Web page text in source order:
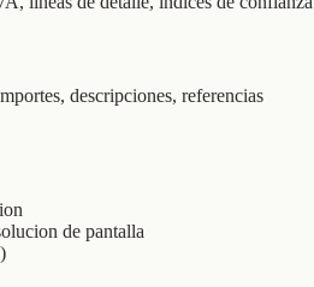
descripciones, referencias
de pantalla